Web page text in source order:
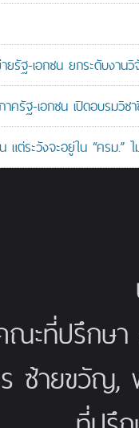
ฐ-เอกชน ยกระดับงานวิ
รัฐ-เอกชน เปิดอบรมวิ
แต่ระวังจะอยู่ใน “ครม.” ไ
ณะที่ปรึกษ
ซ้ายขวัญ,